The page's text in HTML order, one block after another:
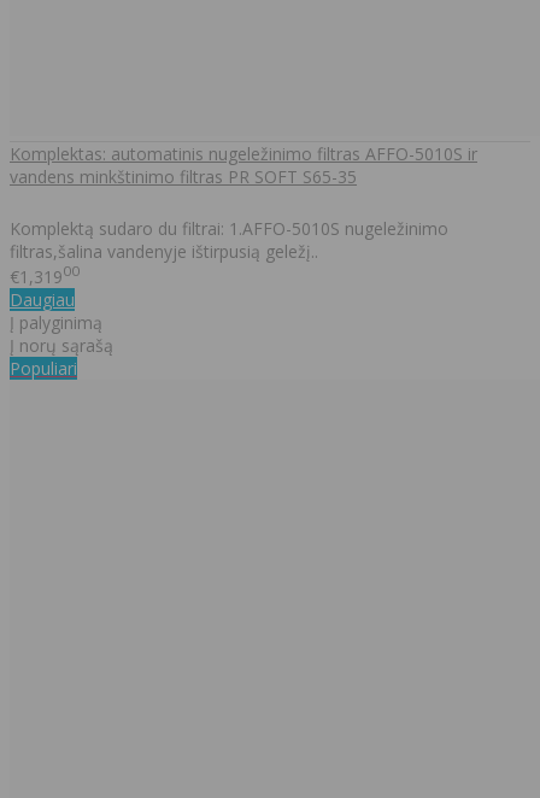
Komplektas: automatinis nugeležinimo filtras AFFO-5010S ir
vandens minkštinimo filtras PR SOFT S65-35
Komplektą sudaro du filtrai: 1.AFFO-5010S nugeležinimo
filtras,šalina vandenyje ištirpusią geležį..
€1,31900
Daugiau
Į palyginimą
Į norų sąrašą
Populiari